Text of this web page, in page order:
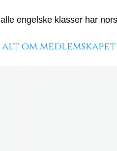
engelske klasser har
alt om